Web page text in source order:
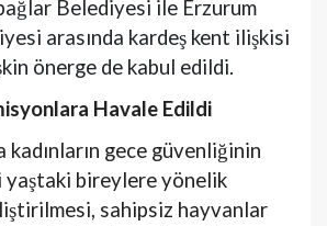
Belediyesi ile Erzurum
arasında kardeş kent ilişkisi
önerge de kabul edildi.
Havale Edildi
kadınların gece güvenliğinin
yaştaki bireylere yönelik
sahipsiz hayvanlar